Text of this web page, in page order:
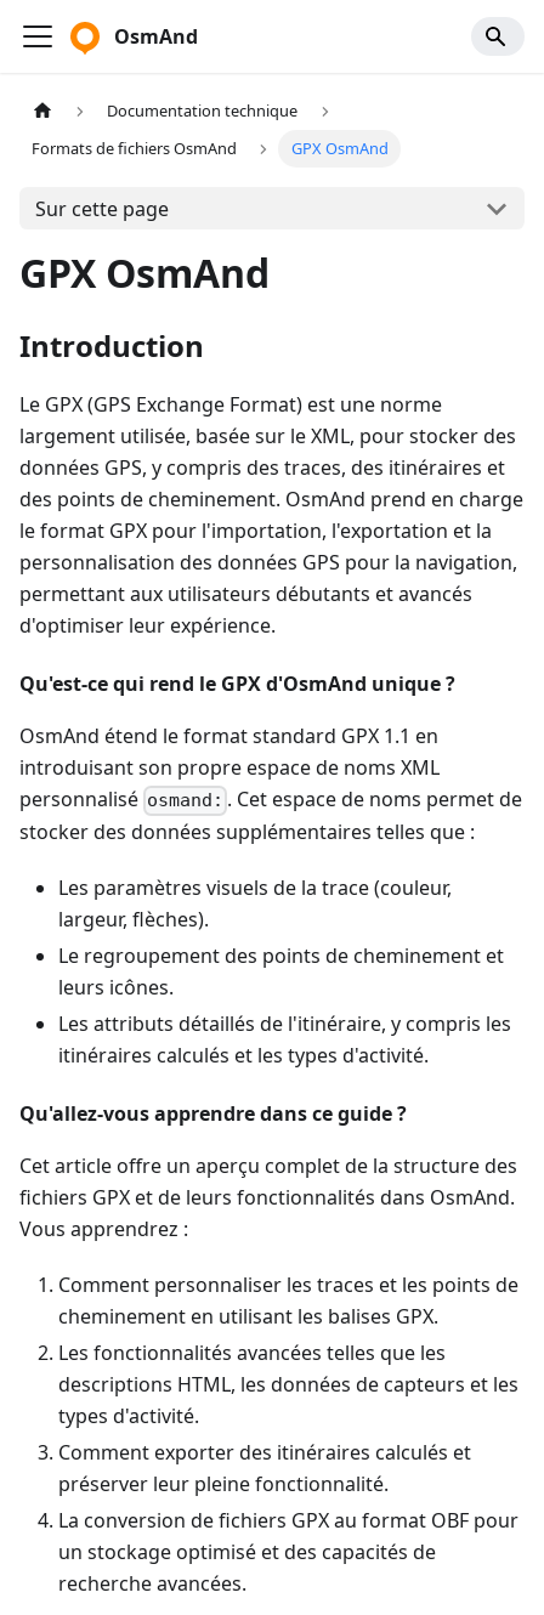
OsmAnd
Documentation technique
Formats de fichiers OsmAnd
GPX OsmAnd
Sur cette page
GPX OsmAnd
Introduction
Le GPX (GPS Exchange Format) est une norme
largement utilisée, basée sur le XML, pour stocker des
données GPS, y compris des traces, des itinéraires et
des points de cheminement. OsmAnd prend en charge
le format GPX pour l'importation, l'exportation et la
personnalisation des données GPS pour la navigation,
permettant aux utilisateurs débutants et avancés
d'optimiser leur expérience.
Qu'est-ce qui rend le GPX d'OsmAnd unique ?
OsmAnd étend le format standard GPX 1.1 en
introduisant son propre espace de noms XML
personnalisé osmand: . Cet espace de noms permet de
stocker des données supplémentaires telles que :
Les paramètres visuels de la trace (couleur,
largeur, flèches).
Le regroupement des points de cheminement et
leurs icônes.
Les attributs détaillés de l'itinéraire, y compris les
itinéraires calculés et les types d'activité.
Qu'allez-vous apprendre dans ce guide ?
Cet article offre un aperçu complet de la structure des
fichiers GPX et de leurs fonctionnalités dans OsmAnd.
Vous apprendrez :
Comment personnaliser les traces et les points de
cheminement en utilisant les balises GPX.
Les fonctionnalités avancées telles que les
descriptions HTML, les données de capteurs et les
types d'activité.
Comment exporter des itinéraires calculés et
préserver leur pleine fonctionnalité.
La conversion de fichiers GPX au format OBF pour
un stockage optimisé et des capacités de
recherche avancées.